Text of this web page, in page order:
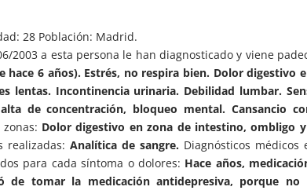
28 Población: Madrid.
2003 a esta persona le han diagnosticado y viene
hace 6 años). Estrés, no respira bien. Dolor digestivo
lentas. Incontinencia urinaria. Debilidad lumbar.
de concentración, bloqueo mental. Cansancio
Dolor digestivo en zona de intestino, ombligo
realizadas: Analítica de sangre.Diagnósticos médicos
para cada síntoma o dolores: Hace años,
de tomar la medicación antidepresiva, porque no